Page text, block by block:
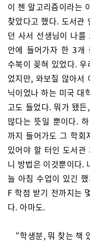
이 첸 알고리즘이라는
찾았다고 했다. 도서관
던 사서 선생님이 나
안에 들어가자 한 3개
수북이 꽂혀 있었다.
었지만, 와보질 않아서
닉이었나 하는 미국 대
고도 들었다. 뭐가 됐
많다는 뜻일 뿐이다.
까지 들어가도 그 학회
있어야 할 터인 도서관
니 방법은 이것뿐이다.
늘 아침 수업이 있긴
F 학점 받기 전까지는
다. 아마도.
“학생분, 뭐 찾는 책